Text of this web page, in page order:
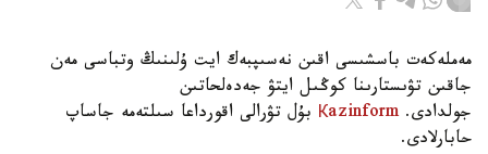
مەملەكەت باسشىسى اقىن نەسىپبەك ايت ۇلىنىڭ وتباسى مەن
جاقىن تۋىستارىنا كوڭىل ايتۋ جەدەلحاتىن
جولدادى.Кazinform بۇل تۋرالى اقورداعا سىلتەمە جاساپ
حابارلادى.